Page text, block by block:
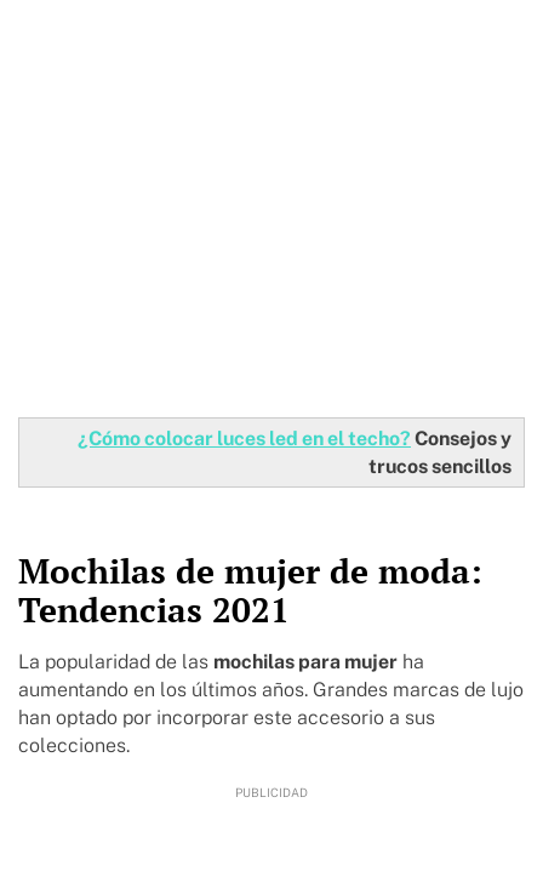
¿Cómo colocar luces led en el techo? Consejos y
trucos sencillos
Mochilas de mujer de moda:
Tendencias 2021
La popularidad de las mochilas para mujer ha
aumentando en los últimos años. Grandes marcas de lujo
han optado por incorporar este accesorio a sus
colecciones.